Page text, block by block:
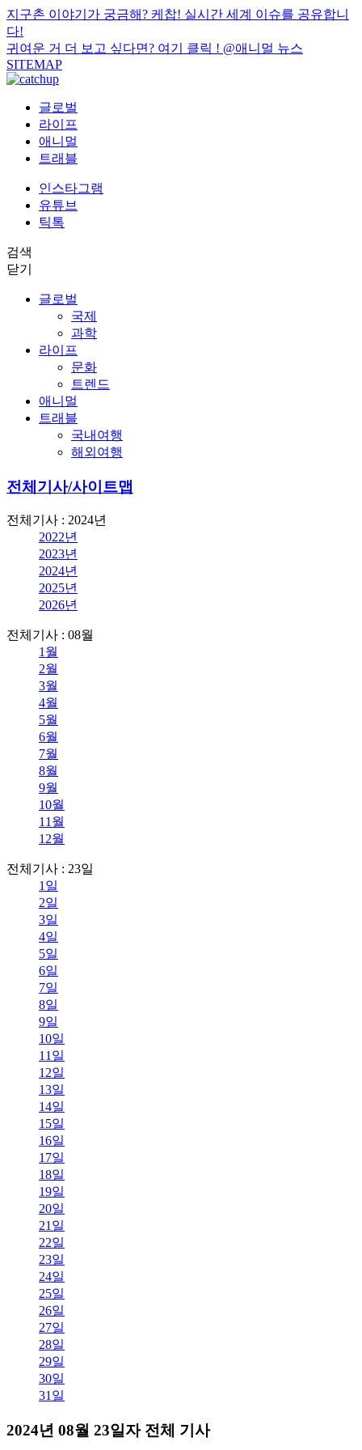
지구촌 이야기가 궁금해? 케찹! 실시간 세계 이슈를 공유합니
다!
귀여운 거 더 보고 싶다면? 여기 클릭 ! @애니멀 뉴스
SITEMAP
글로벌
라이프
애니멀
트래블
인스타그램
유튜브
틱톡
검색
닫기
글로벌
국제
과학
라이프
문화
트렌드
애니멀
트래블
국내여행
해외여행
전체기사/사이트맵
전체기사 : 2024년
2022년
2023년
2024년
2025년
2026년
전체기사 : 08월
1월
2월
3월
4월
5월
6월
7월
8월
9월
10월
11월
12월
전체기사 : 23일
1일
2일
3일
4일
5일
6일
7일
8일
9일
10일
11일
12일
13일
14일
15일
16일
17일
18일
19일
20일
21일
22일
23일
24일
25일
26일
27일
28일
29일
30일
31일
2024년 08월 23일자 전체 기사